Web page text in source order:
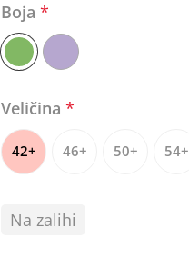
Boja*
Veličina*
42+ 46+ 50+ 54+
Na zalihi